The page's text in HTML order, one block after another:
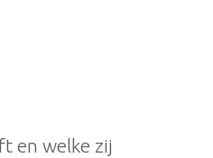
en welke zij